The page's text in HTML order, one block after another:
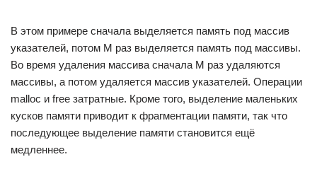
В этом примере сначала выделяется память под массив
указателей, потом M раз выделяется память под массивы.
Во время удаления массива сначала M раз удаляются
массивы, а потом удаляется массив указателей. Операции
malloc и free затратные. Кроме того, выделение маленьких
кусков памяти приводит к фрагментации памяти, так что
последующее выделение памяти становится ещё
медленнее.